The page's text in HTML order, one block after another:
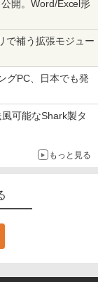
俺だけが襲われ
プレゼント／【
田式知力ドリル
めいろ おかね
開。Word/Excel形
で補う拡張モジュー
グPC、日本でも発
可能なShark製タ
もっと見る